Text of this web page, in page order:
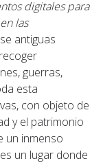
digitales para
las
antiguas
guerras,
esta
con objeto de
y el patrimonio
un inmenso
un lugar donde